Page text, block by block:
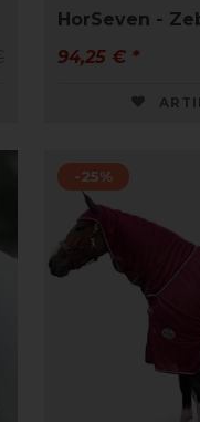
HorSeven -
94,25 € *
-25%